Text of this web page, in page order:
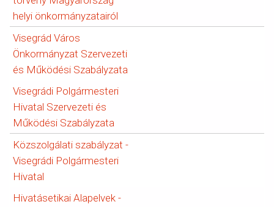
helyi önkormányzatairól
Visegrád Város
Önkormányzat Szervezeti
és Működési Szabályzata
Visegrádi Polgármesteri
Hivatal Szervezeti és
Működési Szabályzata
Közszolgálati szabályzat -
Visegrádi Polgármesteri
Hivatal
Hivatásetikai Alapelvek -